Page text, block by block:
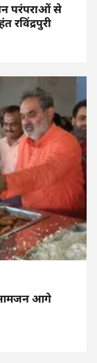
परंपराओं से
आमजन आगे